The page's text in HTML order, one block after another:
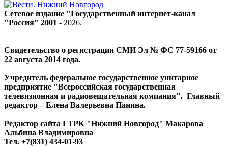
Сетевое издание "Государственный интернет-канал
"Россия" 2001 - 2026.
Свидетельство о регистрации СМИ Эл № ФС 77-59166 от
22 августа 2014 года.
Учредитель федеральное государственное унитарное
предприятие "Всероссийская государственная
телевизионная и радиовещательная компания". Главный
редактор – Елена Валерьевна Панина.
Редактор сайта ГТРК "Нижний Новгород" Макарова
Альбина Владимировна
Тел. +7(831) 434-01-93